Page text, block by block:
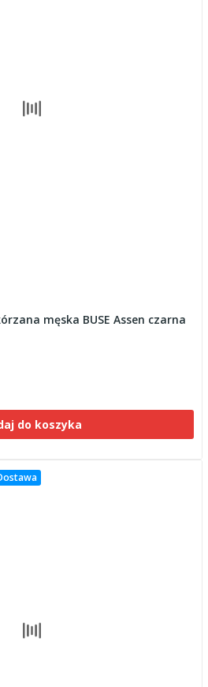
męska BUSE Assen czarna
do koszyka